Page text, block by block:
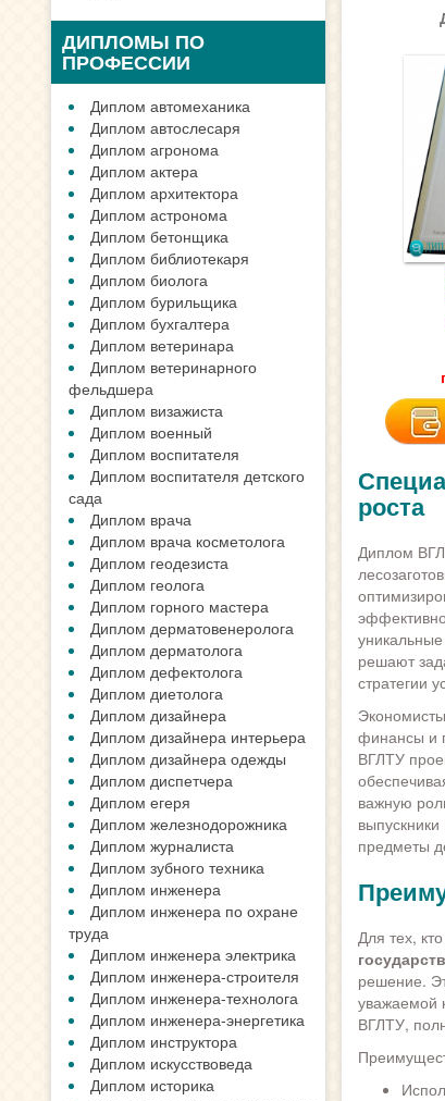
ДИПЛОМЫ ПО
ПРОФЕССИИ
Диплом автомеханика
Диплом автослесаря
Диплом агронома
Диплом актера
Диплом архитектора
Диплом астронома
Диплом бетонщика
Диплом библиотекаря
Диплом биолога
Диплом бурильщика
Диплом бухгалтера
Диплом ветеринара
Диплом ветеринарного
фельдшера
Диплом визажиста
Диплом военный
Диплом воспитателя
Диплом воспитателя детского
сада
Диплом врача
Диплом врача косметолога
Диплом геодезиста
Диплом геолога
Диплом горного мастера
Диплом дерматовенеролога
Диплом дерматолога
Диплом дефектолога
Диплом диетолога
Диплом дизайнера
Диплом дизайнера интерьера
Диплом дизайнера одежды
Диплом диспетчера
Диплом егеря
Диплом железнодорожника
Диплом журналиста
Диплом зубного техника
Диплом инженера
Диплом инженера по охране
труда
Диплом инженера электрика
Диплом инженера-строителя
Диплом инженера-технолога
Диплом инженера-энергетика
Диплом инструктора
Диплом искусствоведа
Диплом историка
роста
Диплом
решают
стратегии
финансы и
ВГЛТУ
важную
предметы
Для тех,
решение.
уважаемой
ВГЛТУ,